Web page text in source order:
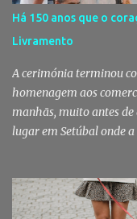
furtos e pelo consumo
motivou a realização
dessas ações que os
de um edifício público.
Há 150 anos que o
Livramento
A cerimónia terminou
homenagem aos
manhãs, muito antes
lugar em Setúbal onde a
fruta, das ervas e do
rotina se repete no